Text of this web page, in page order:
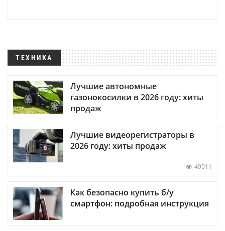
ТЕХНИКА
Лучшие автономные
газонокосилки в 2026 году: хиты
продаж
Лучшие видеорегистраторы в
2026 году: хиты продаж
49511
Как безопасно купить б/у
смартфон: подробная инструкция